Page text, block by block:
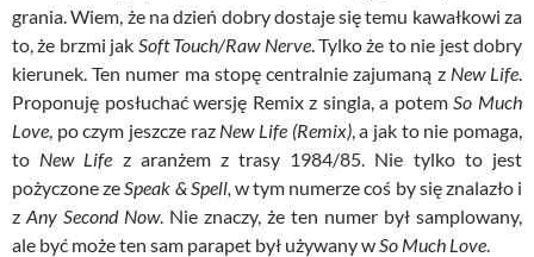
grania. Wiem, że na dzień dobry dostaje się temu kawałkowi za
to, że brzmi jak Soft Touch/Raw Nerve. Tylko że to nie jest dobry
kierunek. Ten numer ma stopę centralnie zajumaną z New Life
Proponuję posłuchać wersję Remix z singla, a potem So Much
Love , po czym jeszcze raz New Life (Remix), a jak to nie pomaga,
to New Life z aranżem z trasy 1984/85. Nie tylko to jest
pożyczone ze Speak & Spell, w tym numerze coś by się znalazło i
z Any Second Now. Nie znaczy, że ten numer był samplowany,
ale być może ten sam parapet był używany w So Much Love